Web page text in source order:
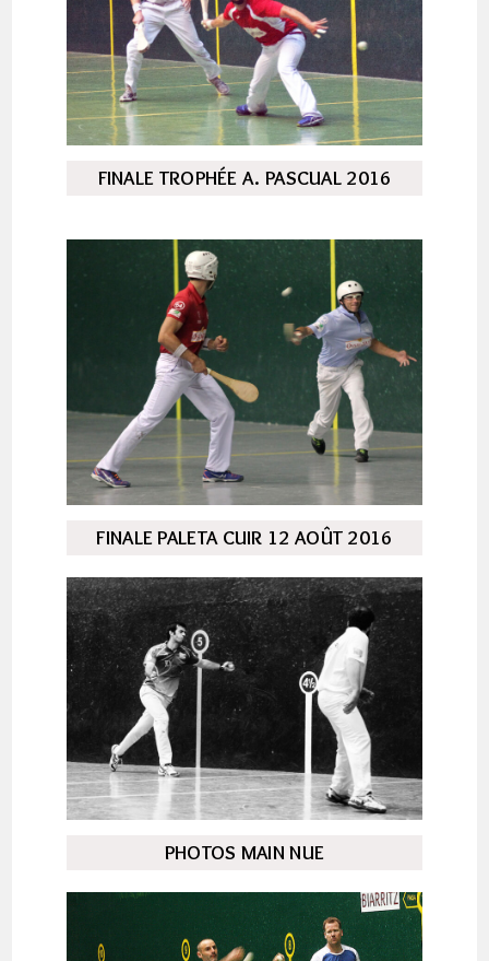
FINALE TROPHÉE A. PASCUAL 2016
FINALE PALETA CUIR 12 AOÛT 2016
PHOTOS MAIN NUE